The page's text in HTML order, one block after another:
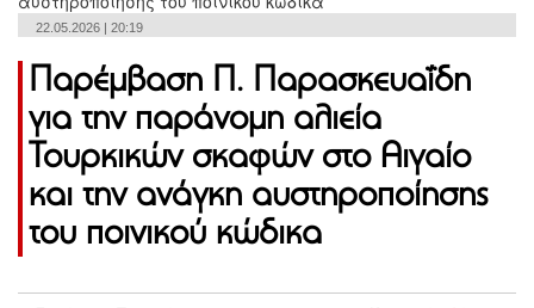
22.05.2026 | 20:19
Παρέμβαση Π. Παρασκευαΐδη
για την παράνομη αλιεία
Τουρκικών σκαφών στο Αιγαίο
και την ανάγκη αυστηροποίησης
του ποινικού κώδικα